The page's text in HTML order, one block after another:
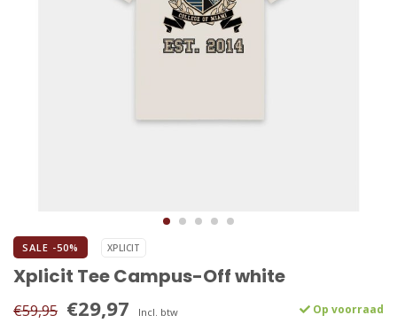
SALE -50% XPLICIT
Xplicit Tee Campus-Off white
€59,95 €29,97 Incl. btw Op voorraad